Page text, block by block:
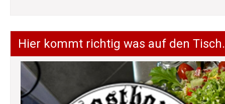
Hier kommt richtig was auf den Tisch.